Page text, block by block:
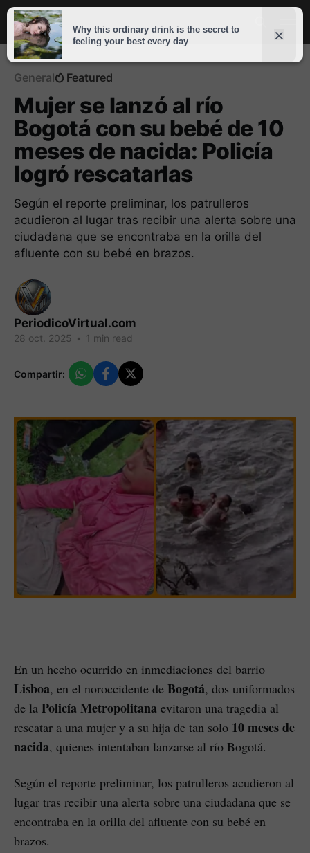
General Featured
Mujer se lanzó al río
Bogotá con su bebé de 10
meses de nacida: Policía
logró rescatarlas
Según el reporte preliminar, los patrulleros
acudieron al lugar tras recibir una alerta sobre una
ciudadana que se encontraba en la orilla del
afluente con su bebé en brazos.
PeriodicoVirtual.com
28 oct. 2025 • 1 min read
Compartir:
En un hecho ocurrido en inmediaciones del barrio
Lisboa, en el noroccidente de Bogotá, dos uniformados
de la Policía Metropolitana evitaron una tragedia al
rescatar a una mujer y a su hija de tan solo 10 meses de
nacida, quienes intentaban lanzarse al río Bogotá.
Según el reporte preliminar, los patrulleros acudieron al
lugar tras recibir una alerta sobre una ciudadana que se
encontraba en la orilla del afluente con su bebé en
brazos.